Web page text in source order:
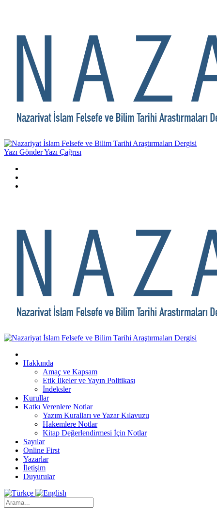
Yazı GönderYazı Çağrısı
Hakkında
Amaç ve Kapsam
Etik İlkeler ve Yayın Politikası
İndeksler
Kurullar
Katkı Verenlere Notlar
Yazım Kuralları ve Yazar Kılavuzu
Hakemlere Notlar
Kitap Değerlendirmesi İçin Notlar
Sayılar
Online First
Yazarlar
İletişim
Duyurular